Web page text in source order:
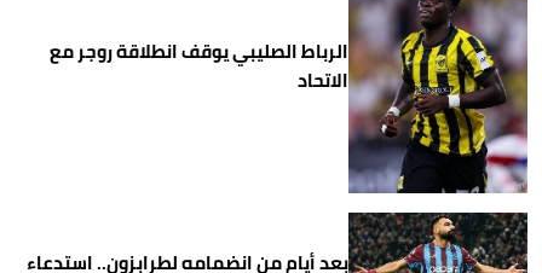
الرباط الصليبي يوقف انطلاقة روجر مع
الاتحاد
بعد أيام من انضمامه لطرابزون.. استدعاء